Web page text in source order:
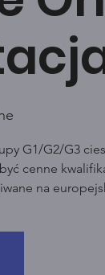
G1/G2/G3
cenne
na